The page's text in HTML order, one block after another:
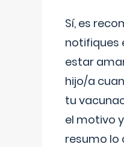
Sí, es
notifiques
estar
hijo/a
tu
el motivo
resumo lo